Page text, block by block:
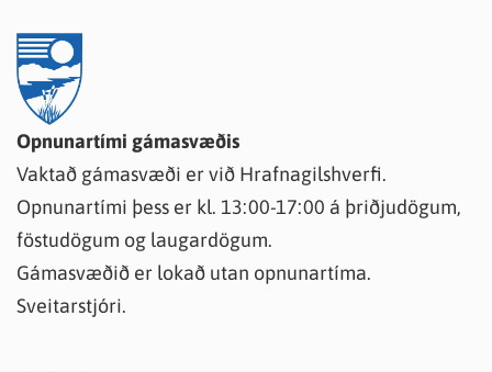
Opnunartími gámasvæðis
Vaktað gámasvæði er við Hrafnagilshverfi.
Opnunartími þess er kl. 13:00-17:00 á þriðjudögum,
föstudögum og laugardögum.
Gámasvæðið er lokað utan opnunartíma.
Sveitarstjóri.